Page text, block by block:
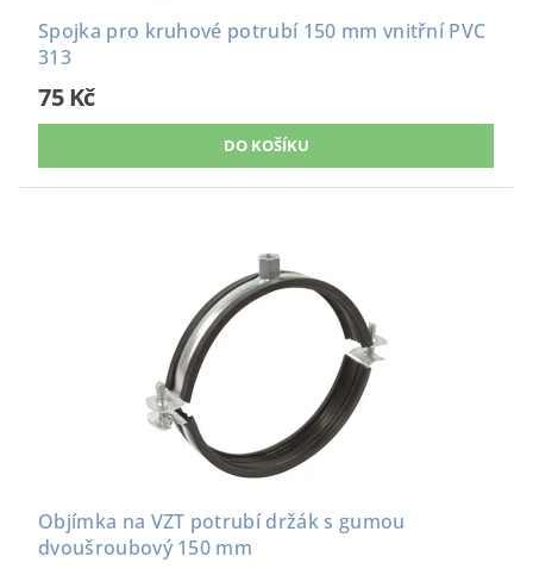
Spojka pro kruhové potrubí 150 mm vnitřní PVC
313
75 Kč
Objímka na VZT potrubí držák s gumou
dvoušroubový 150 mm